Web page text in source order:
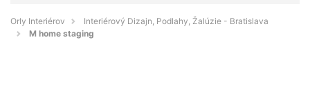
Orly Interiérov
Interiérový Dizajn, Podlahy, Žalúzie - Bratislava
M home staging